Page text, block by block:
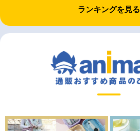
ランキングを見る